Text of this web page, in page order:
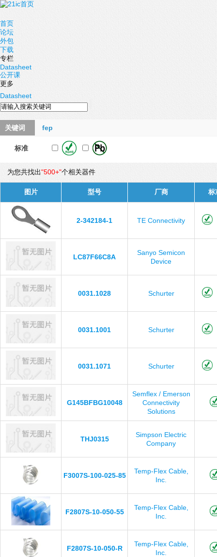
首页
论坛
外包
下载
专栏
Datasheet
公开课
更多
Datasheet
关键词 fep
标准
为您共找出"500+"个相关器件
图片 型号 厂商 标
2-342184-1 TE Connectivity
LC87F66C8A
Sanyo Semicon
Device
0031.1028 Schurter
0031.1001 Schurter
0031.1071 Schurter
G145BFBG10048
Semflex / Emerson
Connectivity
Solutions
THJ0315
Simpson Electric
Company
F3007S-100-025-85
Temp-Flex Cable,
Inc.
F2807S-10-050-55
Temp-Flex Cable,
Inc.
F2807S-10-050-R
Temp-Flex Cable,
Inc.